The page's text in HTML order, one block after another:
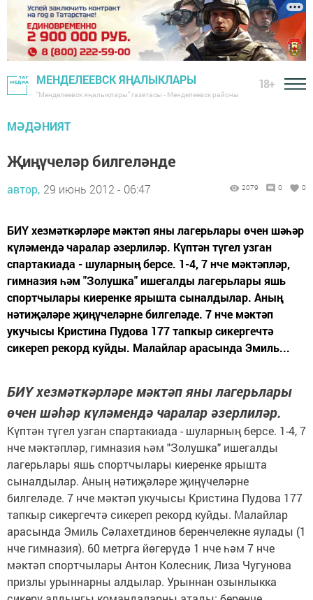
МЕНДЕЛЕЕВСК ЯҢАЛЫКЛАРЫ
"Менделеевск яңалыклары" газетасы - Менделеевск районы
18+
МӘДӘНИЯТ
Җиңүчеләр билгеләнде
автор, 29 июнь 2012 - 06:47 2079 0 0
БИҮ хезмәткәрләре мәктәп яны лагерьлары өчен шәһәр
күләмендә чаралар әзерлиләр. Күптән түгел узган
спартакиада - шуларның берсе. 1-4, 7 нче мәктәпләр,
гимназия һәм "Золушка" ишегалды лагерьлары яшь
спортчылары киеренке ярышта сыналдылар. Аның
нәтиҗәләре җиңүчеләрне билгеләде. 7 нче мәктәп
укучысы Кристина Пудова 177 тапкыр сикергечтә
сикереп рекорд куйды. Малайлар арасында Эмиль...
БИҮ хезмәткәрләре мәктәп яны лагерьлары
өчен шәһәр күләмендә чаралар әзерлиләр.
Күптән түгел узган спартакиада - шуларның берсе. 1-4, 7
нче мәктәпләр, гимназия һәм "Золушка" ишегалды
лагерьлары яшь спортчылары киеренке ярышта
сыналдылар. Аның нәтиҗәләре җиңүчеләрне
билгеләде. 7 нче мәктәп укучысы Кристина Пудова 177
тапкыр сикергечтә сикереп рекорд куйды. Малайлар
арасында Эмиль Сәлахетдинов беренчелекне яулады (1
нче гимназия). 60 метрга йөгерүдә 1 нче һәм 7 нче
мәктәп спортчылары Антон Колесник, Лиза Чугунова
призлы урыннарны алдылар. Урыннан озынлыкка